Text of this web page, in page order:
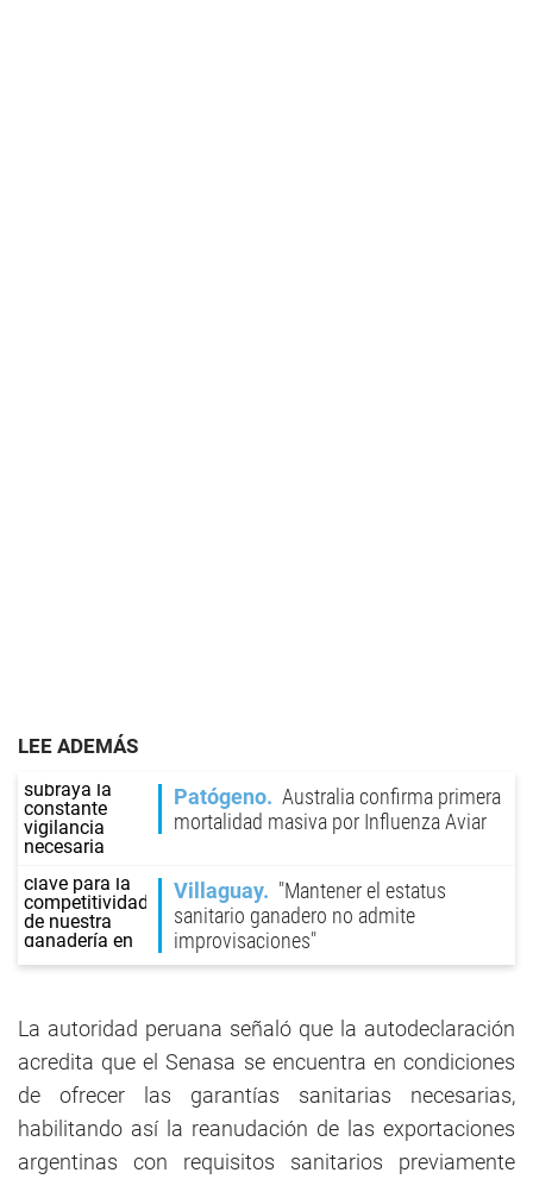
LEE ADEMÁS
Patógeno
Australia confirma primera
mortalidad masiva por Influenza Aviar
Villaguay
"Mantener el estatus
sanitario ganadero no admite
improvisaciones"
La autoridad peruana señaló que la autodeclaración
acredita que el Senasa se encuentra en condiciones
de ofrecer las garantías sanitarias necesarias,
habilitando así la reanudación de las exportaciones
argentinas con requisitos sanitarios previamente